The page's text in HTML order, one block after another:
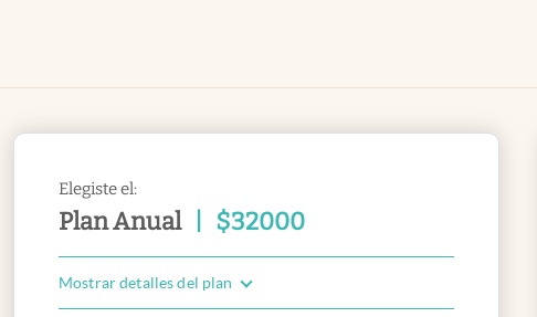
Elegiste el:
Plan Anual $32000
Mostrar detalles del plan